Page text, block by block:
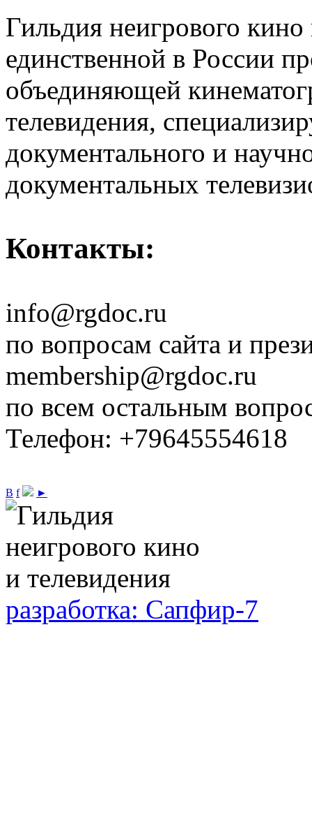
Гильдия неигрового кино
единственной в России
объединяющей
телевидения,
документального и
документальных
Контакты:
info@rgdoc.ru
по вопросам сайта и
membership@rgdoc.ru
по всем остальным
Телефон: +79645554618
В f ►
разработка: Сапфир-7